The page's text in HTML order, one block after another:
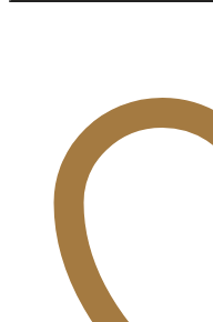
aantal